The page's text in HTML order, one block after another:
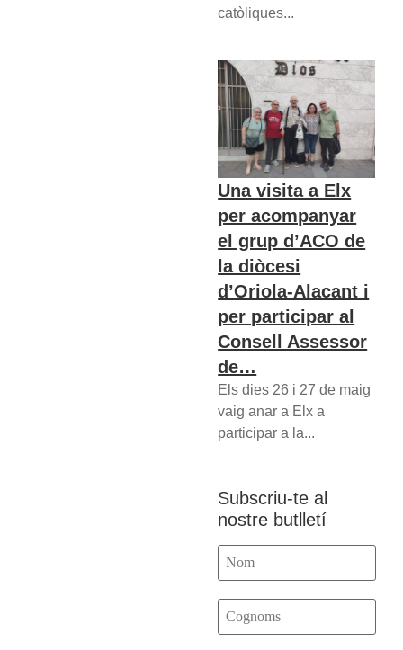
catòliques...
Una visita a Elx
per acompanyar
el grup d’ACO de
la diòcesi
d’Oriola-Alacant i
per participar al
Consell Assessor
de…
Els dies 26 i 27 de maig
vaig anar a Elx a
participar a la...
Subscriu-te al
nostre butlletí